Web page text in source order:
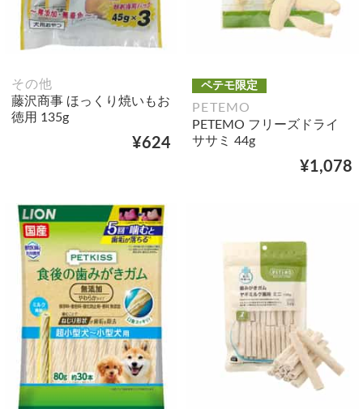
その他
藤沢商事 ほっくり焼いもお
徳用 135g
¥624
ペテモ限定
PETEMO
PETEMO フリーズドライ
ササミ 44g
¥1,078